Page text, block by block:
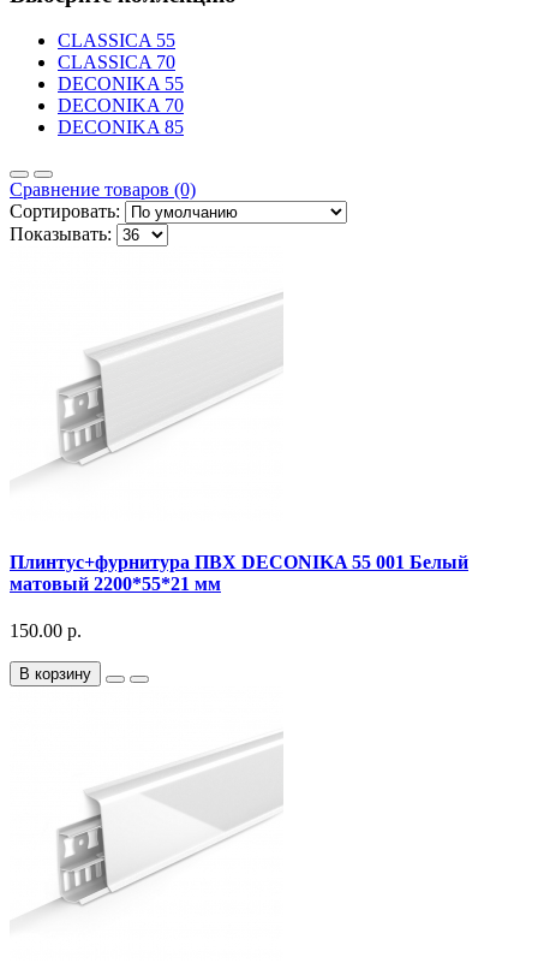
CLASSICA 55
CLASSICA 70
DECONIKA 55
DECONIKA 70
DECONIKA 85
Сравнение товаров (0)
Сортировать:
Показывать:
Плинтус+фурнитура ПВХ DECONIKA 55 001 Белый
матовый 2200*55*21 мм
150.00 р.
В корзину